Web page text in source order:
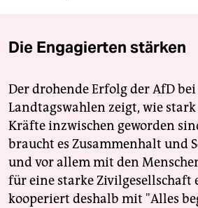
Die Engagierten stärken
Der drohende Erfolg der AfD
Landtagswahlen zeigt, wie
Kräfte inzwischen geworden
braucht es Zusammenhalt und
und vor allem mit den
für eine starke Zivilgesellschaft
kooperiert deshalb mit "Alles